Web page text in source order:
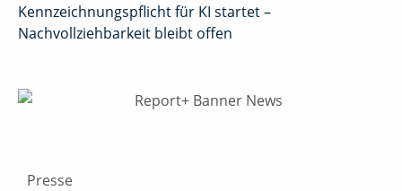
Kennzeichnungspflicht für KI startet –
Nachvollziehbarkeit bleibt offen
Presse